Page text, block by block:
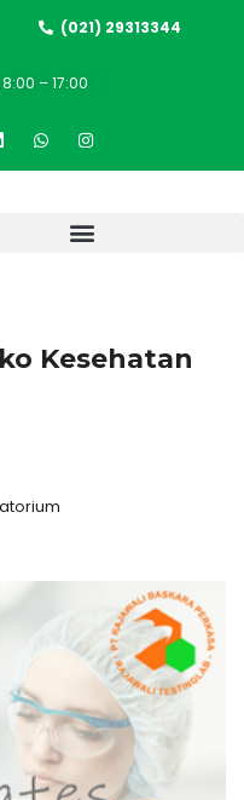
(021) 29313344
– 17:00
Kesehatan